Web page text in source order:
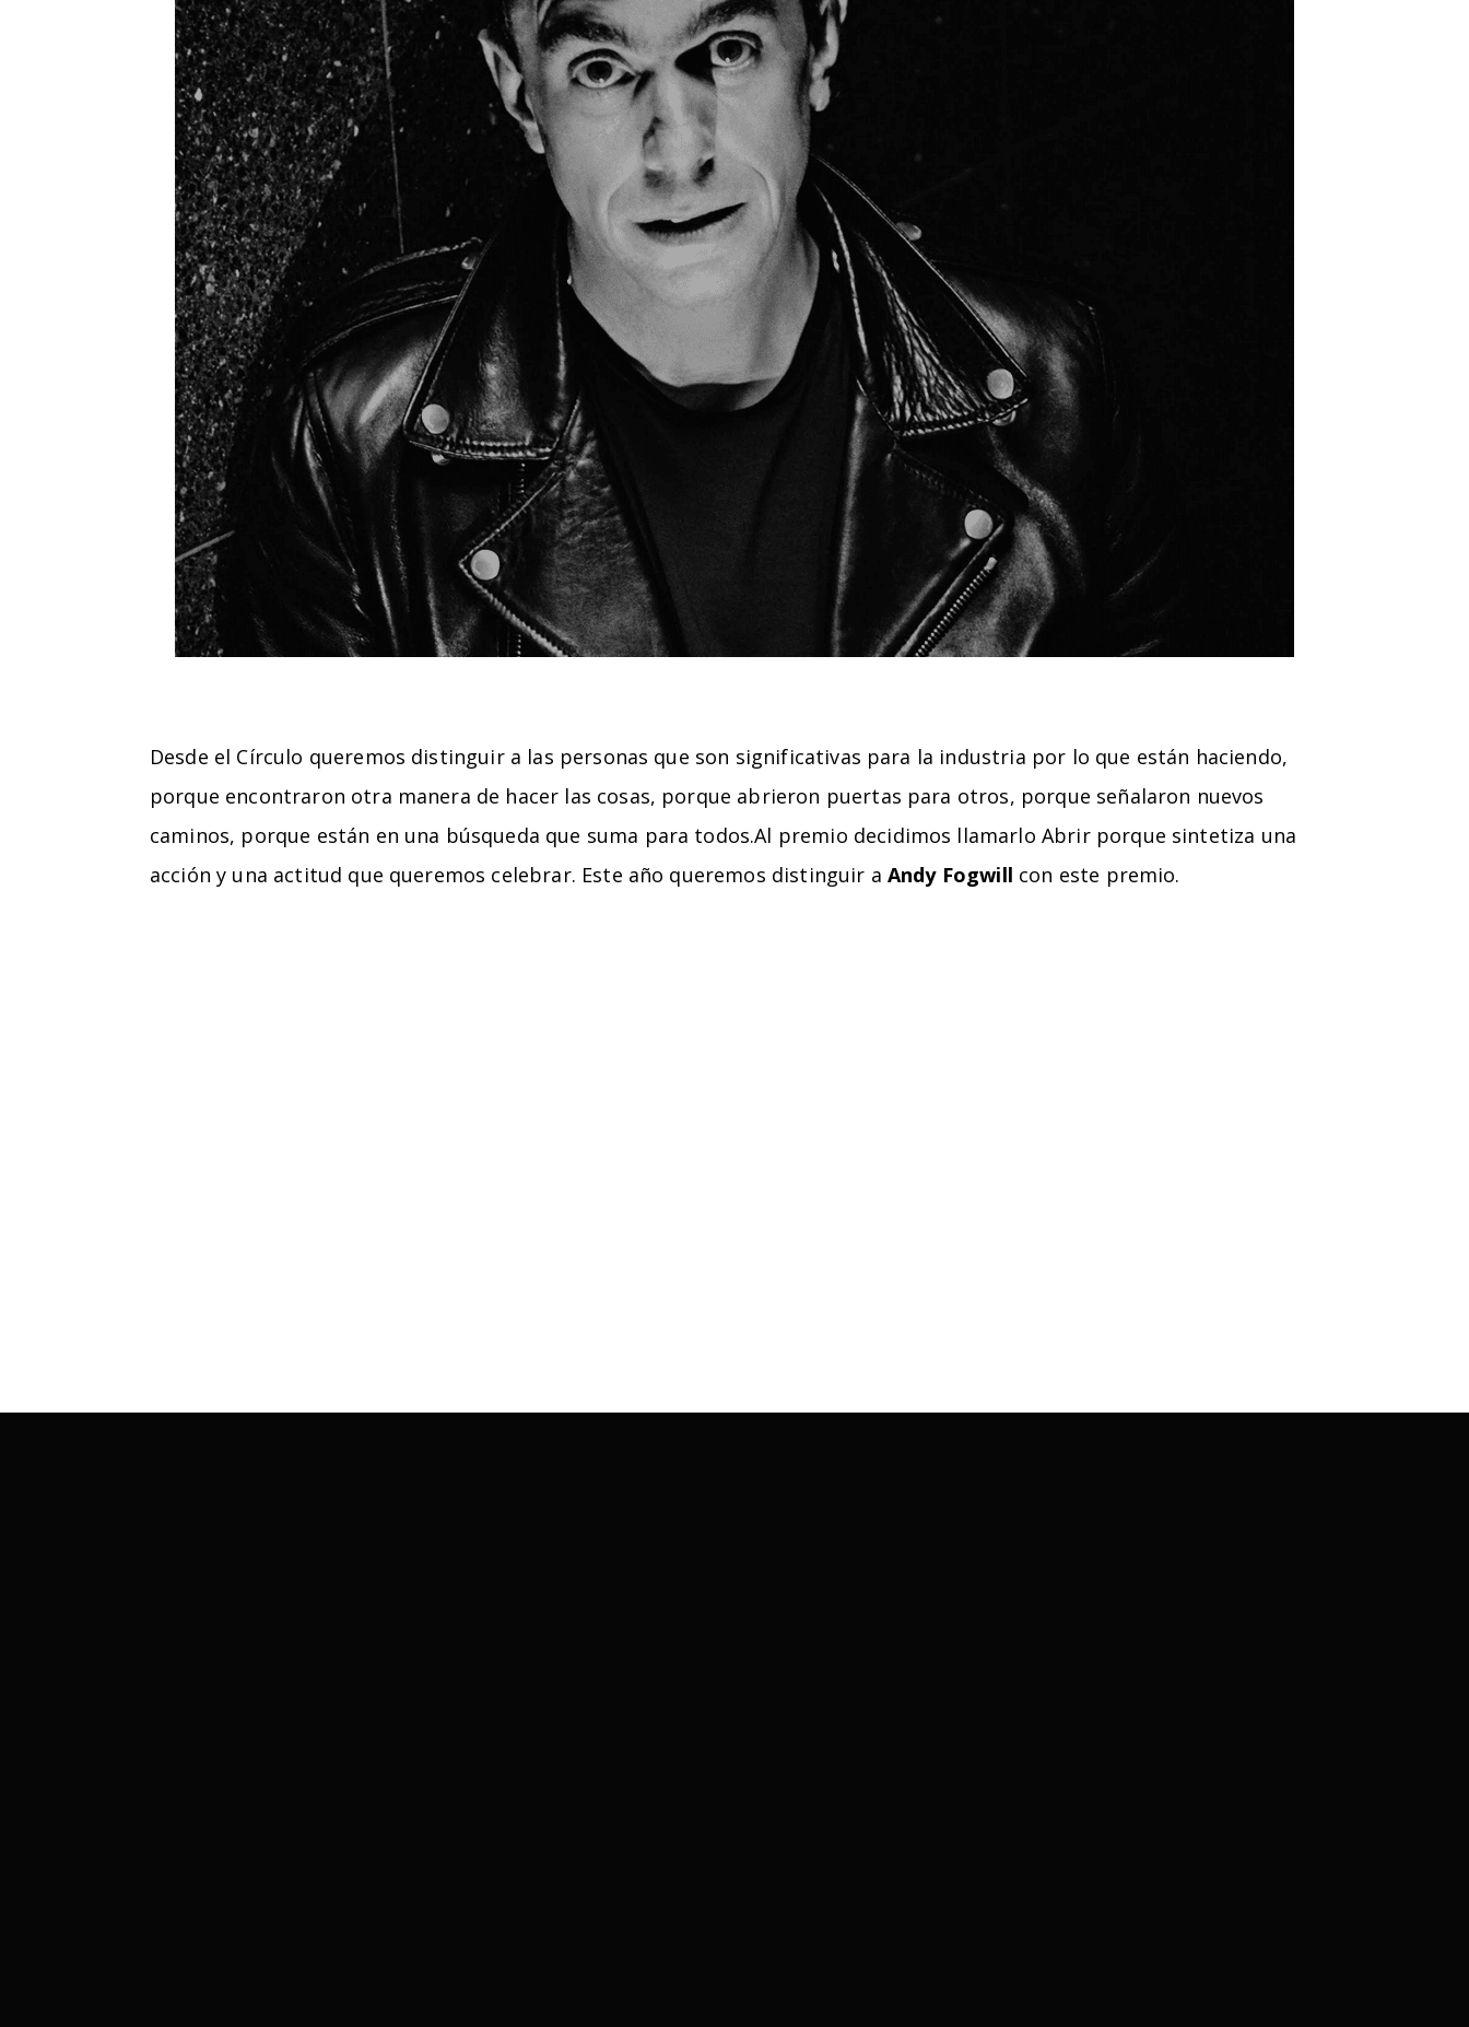
Desde el Círculo queremos distinguir a las personas que son significativas para la industria por lo que están haciendo,
porque encontraron otra manera de hacer las cosas, porque abrieron puertas para otros, porque señalaron nuevos
caminos, porque están en una búsqueda que suma para todos.Al premio decidimos llamarlo Abrir porque sintetiza una
acción y una actitud que queremos celebrar. Este año queremos distinguir a Andy Fogwill con este premio.